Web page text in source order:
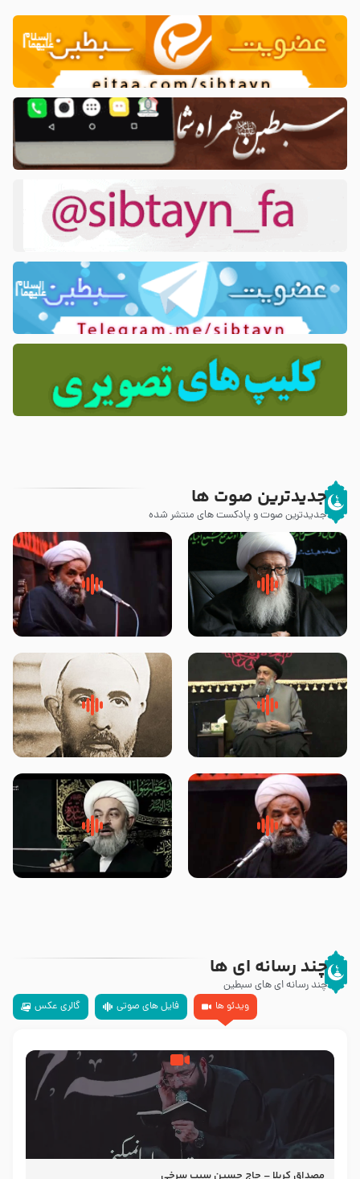
جدیدترین صوت ها
جدیدترین صوت و پادکست های منتشر شده
زوّار اربعین امام حسین (علیه
السلام) با این اشتیاق به زیارت
روضه جانسوز پاره های جگر امام
حسن مجتبی علیه السلام-حجت
لقب حضرت رقیه سلام الله علیها به
چه معناست – حجت الاسلام علوی
روضه‌ی مجلس یزید ملعون و
اسارت اهل‌بیت علیهم‌السلام –
محدث زاده
سلام جوانی که امام حسین علیه
السلام خودش جوابش را دادند
زیارتی که اسباب رزق زیاد و عمر
طولانی است حجت السلام حسین
چند رسانه ای ها
چند رسانه ای های سبطین
ویدئو ها
فایل های صوتی گالری عکس
مصداق کربلا – حاج حسین سیب سرخی